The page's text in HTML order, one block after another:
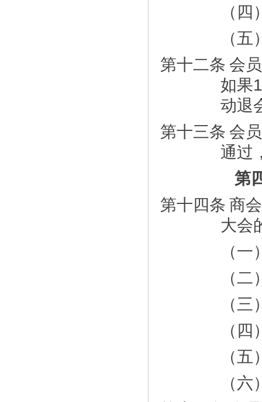
（
（
第十二条 会
如果1
动退
第十三条 会
通过
第
第十四条 商
大会
（
（
（
（
（
（